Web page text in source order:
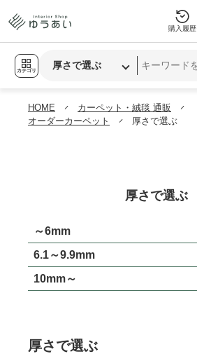
カテゴリ
購入履歴
HOME
カーペット・絨毯 通販
オーダーカーペット
厚さで選ぶ
厚さで選ぶ
～6mm
6.1～9.9mm
10mm～
厚さで選ぶ